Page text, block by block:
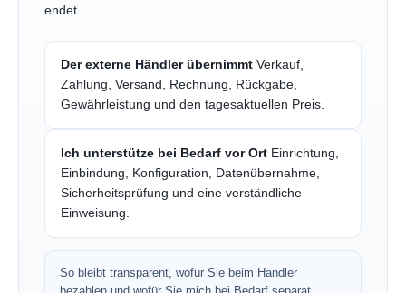
endet.
Der externe Händler übernimmt Verkauf,
Zahlung, Versand, Rechnung, Rückgabe,
Gewährleistung und den tagesaktuellen Preis.
Ich unterstütze bei Bedarf vor Ort Einrichtung,
Einbindung, Konfiguration, Datenübernahme,
Sicherheitsprüfung und eine verständliche
Einweisung.
So bleibt transparent, wofür Sie beim Händler